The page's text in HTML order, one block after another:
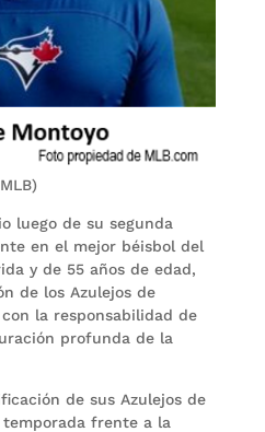
luego de su segunda
en el mejor béisbol del
y de 55 años de edad,
de los Azulejos de
la responsabilidad de
profunda de la
de sus Azulejos de
frente a la